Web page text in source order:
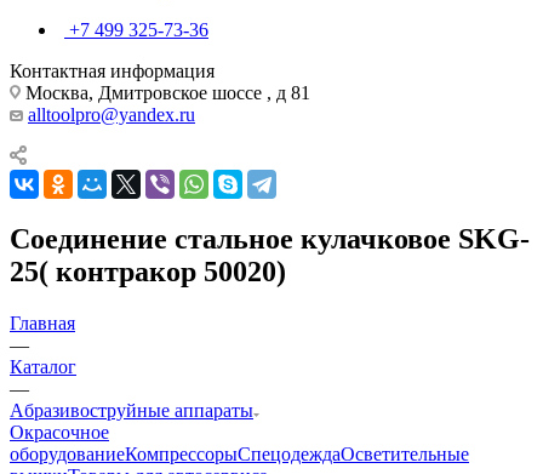
+7 499 325-73-36
Контактная информация
Москва, Дмитровское шоссе , д 81
alltoolpro@yandex.ru
Соединение стальное кулачковое SKG-
25( контракор 50020)
Главная
—
Каталог
—
Aбразивоструйные аппараты
Окрасочное
оборудованиеКомпрессорыСпецодеждаОсветительные